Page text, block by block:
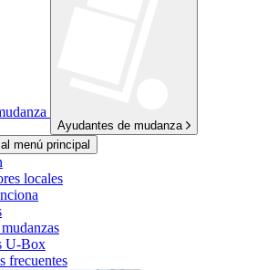
Ayudantes de mudanza
menú principal
locales
U-Box
frecuentes